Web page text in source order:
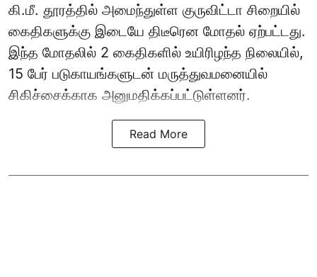
கி.மீ. தூரத்தில் அமைந்துள்ள குருவிட்டா சிறையில்
கைதிகளுக்கு இடையே திடீரென மோதல் ஏற்பட்டது.
இந்த மோதலில் 2 கைதிகளில் உயிரிழந்த நிலையில்,
15 பேர் படுகாயங்களுடன் மருத்துவமனையில்
சிகிச்சைக்காக அனுமதிக்கப்பட்டுள்ளனர்.
Read More